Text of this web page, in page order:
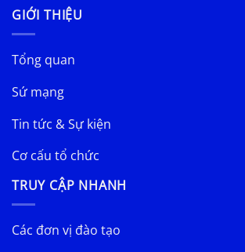
GIỚI THIỆU
Tổng quan
Sứ mạng
Tin tức & Sự kiện
Cơ cấu tổ chức
TRUY CẬP NHANH
Các đơn vị đào tạo